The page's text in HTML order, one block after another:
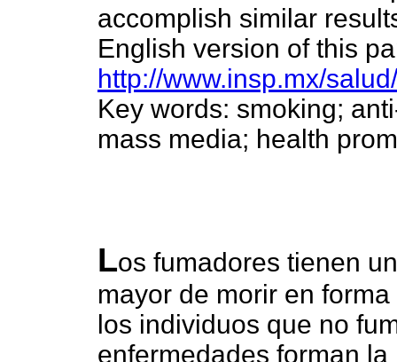
accomplish similar
English version of this
http://www.insp.mx/
Key words: smoking;
mass media; health
Los fumadores tienen
mayor de morir en
los individuos que no
enfermedades forman